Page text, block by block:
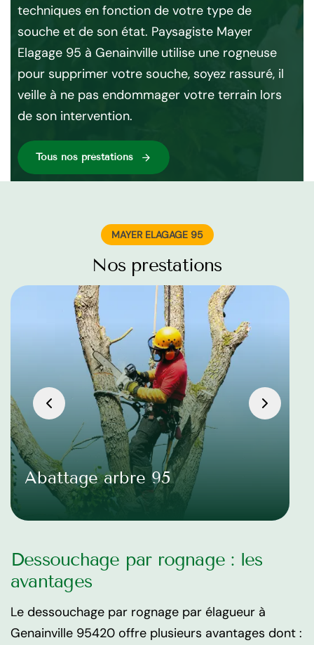
techniques en fonction de votre type de
souche et de son état. Paysagiste Mayer
Elagage 95 à Genainville utilise une rogneuse
pour supprimer votre souche, soyez rassuré, il
veille à ne pas endommager votre terrain lors
de son intervention.
Tous nos préstations
MAYER ELAGAGE 95
Nos prestations
Abattage arbre 95
Dessouchage par rognage : les
avantages
Le dessouchage par rognage par élagueur à
Genainville 95420 offre plusieurs avantages dont :